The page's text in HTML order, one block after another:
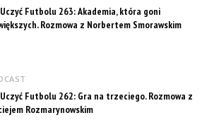
Futbolu 263: Akademia, która goni
Rozmowa z Norbertem Smorawskim
Futbolu 262: Gra na trzeciego. Rozmowa z
Rozmarynowskim